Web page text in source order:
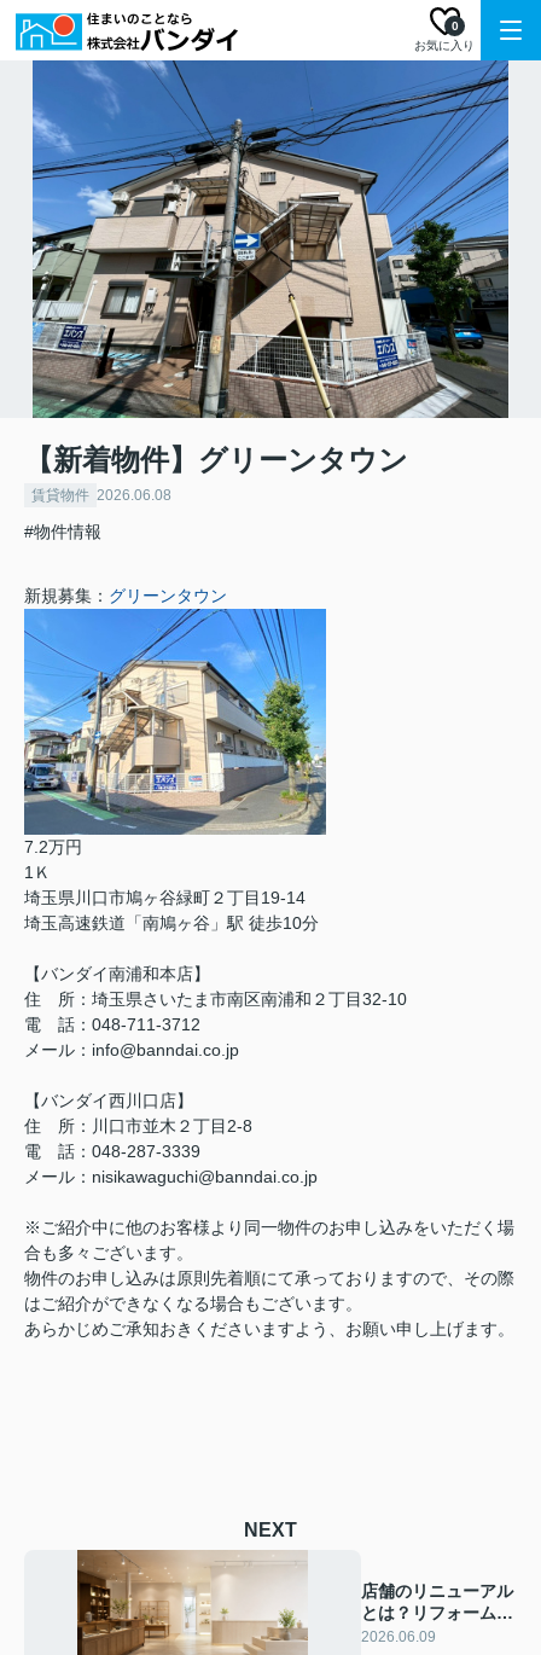
お気に入り
0
【新着物件】グリーンタウン
賃貸物件 2026.06.08
#物件情報
新規募集： グリーンタウン
7.2万円
1Ｋ
埼玉県川口市鳩ヶ谷緑町２丁目19-14
埼玉高速鉄道「南鳩ヶ谷」駅 徒歩10分
【バンダイ南浦和本店】
住 所：埼玉県さいたま市南区南浦和２丁目32-10
電 話：048-711-3712
メール：info@banndai.co.jp
【バンダイ西川口店】
住 所：川口市並木２丁目2-8
電 話：048-287-3339
メール：nisikawaguchi@banndai.co.jp
※ご紹介中に他のお客様より同一物件のお申し込みをいただく場
合も多々ございます。
物件のお申し込みは原則先着順にて承っておりますので、その際
はご紹介ができなくなる場合もございます。
あらかじめご承知おきくださいますよう、お願い申し上げます。
NEXT
店舗のリニューアル
とは？リフォームと
の違いや改装効果に
2026.06.09